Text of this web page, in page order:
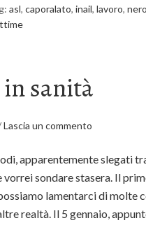
asl, caporalato, inail, lavoro, nero
sanità
Lascia un commento
apparentemente slegati
vorrei sondare stasera. Il
lamentarci di molte
realtà. Il 5 gennaio,